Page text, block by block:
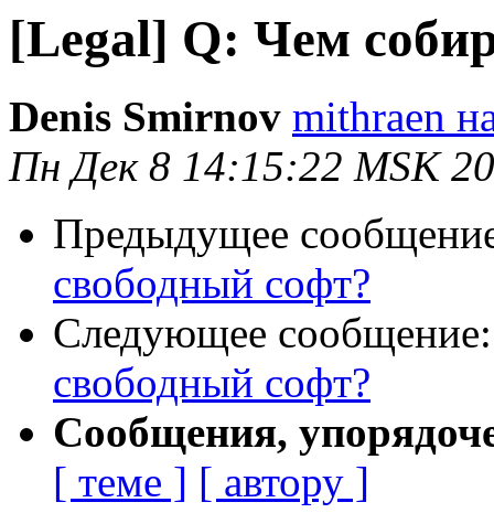
[Legal] Q: Чем
Denis Smirnov mithraen
Пн Дек 8 14:15:22 MSK
Предыдущее
свободный софт?
Следующее
свободный софт?
Сообщения,
[ теме ] [ автору ]